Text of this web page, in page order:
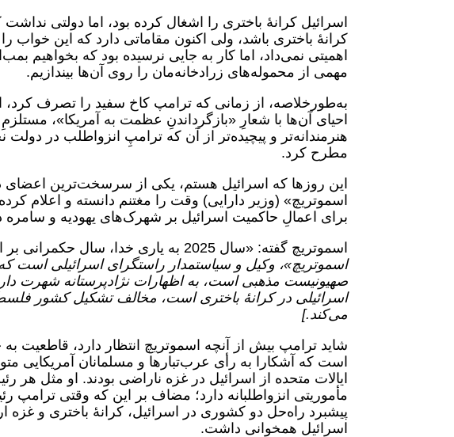
اسرائیل کرانۀ باختری را اشغال کرده بود، اما دولتی
کرانۀ باختری باشد، ولی اکنون مقاماتی دارد که این خواب
مهمی از محموله‌های زرادخانه‌مان را روی آن‌ها بیندازیم.
به‌طورخلاصه، از زمانی که ترامپ کاخ سفید را تصرف
احیای آن‌ها با شعارِ «بازگرداندنِ عظمت به آمریکا»،
هنرمندانه‌تر و پیچیده‌تر از آن که ترامپِ انزواطلب در
مطرح کرد.
این روزها که اسرائیل هستم، یکی از سرسخت‌ترین
اسموتریچ» (وزیر دارایی) وقت را مغتنم دانسته و اعلام
برای اعمالِ حاکمیت اسرائیل بر شهرک‌های یهودیه و سامره
اسموتریچ گفته: «سال 2025 به یاری خدا، سال حکمرانی بر این نواحی اشغالی خواهد بود.»
صهیونیست مذهبی است، به اظهارات نژادپرستانه
اسرائیلی در کرانۀ باختری است، مخالف تشکیل کشور
می‌کند.]
شاید ترامپ بیش از آنچه اسموتریچ انتظار دارد، قاطعیت
است که آشکارا به رأی عرب‌تبارها و مسلمانان
ایالات متحده از اسرائیل در غزه ناراضی‌ بودند. او مثل هر
مأموریتی انزواطلبانه دارد؛ مضاف بر این که وقتی
پیشبرد راه‌حل دو کشوری در اسرائیل، کرانۀ باختری و غزه
اسرائیل همخوانی داشت.